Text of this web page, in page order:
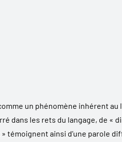
un phénomène inhérent au
dans les rets du langage, de «
témoignent ainsi d’une parole